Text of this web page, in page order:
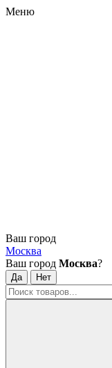
Меню
Ваш город
Москва
Ваш город Москва?